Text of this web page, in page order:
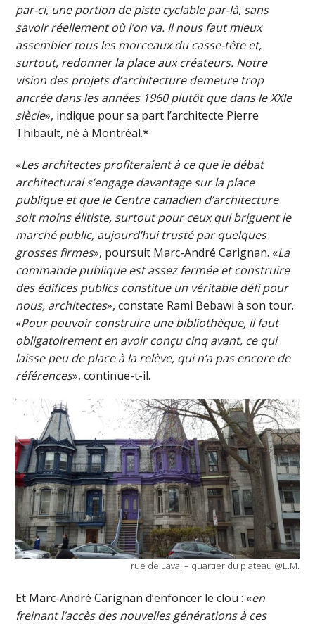
par-ci, une portion de piste cyclable par-là, sans
savoir réellement où l’on va. Il nous faut mieux
assembler tous les morceaux du casse-tête et,
surtout, redonner la place aux créateurs. Notre
vision des projets d’architecture demeure trop
ancrée dans les années 1960 plutôt que dans le XXIe
siècle», indique pour sa part l’architecte Pierre
Thibault, né à Montréal.*
«Les architectes profiteraient à ce que le débat
architectural s’engage davantage sur la place
publique et que le Centre canadien d’architecture
soit moins élitiste, surtout pour ceux qui briguent le
marché public, aujourd’hui trusté par quelques
grosses firmes», poursuit Marc-André Carignan. «La
commande publique est assez fermée et construire
des édifices publics constitue un véritable défi pour
nous, architectes», constate Rami Bebawi à son tour.
«Pour pouvoir construire une bibliothèque, il faut
obligatoirement en avoir conçu cinq avant, ce qui
laisse peu de place à la relève, qui n’a pas encore de
références», continue-t-il.
rue de Laval – quartier du plateau @L.M.
Et Marc-André Carignan d’enfoncer le clou : «en
freinant l’accès des nouvelles générations à ces